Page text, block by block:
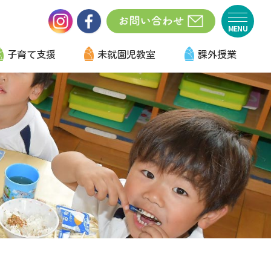
子育て支援 未就園児教室 課外授業